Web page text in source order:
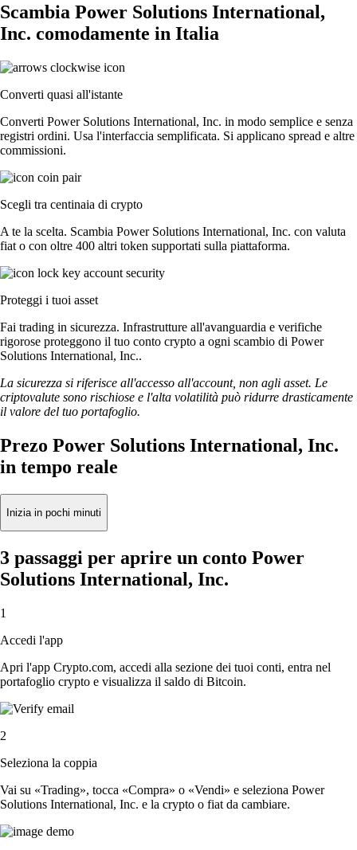
Scambia Power Solutions International,
Inc. comodamente in Italia
Converti quasi all'istante
Converti Power Solutions International, Inc. in modo semplice e senza
registri ordini. Usa l'interfaccia semplificata. Si applicano spread e altre
commissioni.
Scegli tra centinaia di crypto
A te la scelta. Scambia Power Solutions International, Inc. con valuta
fiat o con oltre 400 altri token supportati sulla piattaforma.
Proteggi i tuoi asset
Fai trading in sicurezza. Infrastrutture all'avanguardia e verifiche
rigorose proteggono il tuo conto crypto a ogni scambio di Power
Solutions International, Inc..
La sicurezza si riferisce all'accesso all'account, non agli asset. Le
criptovalute sono rischiose e l'alta volatilità può ridurre drasticamente
il valore del tuo portafoglio.
Prezo Power Solutions International, Inc.
in tempo reale
Inizia in pochi minuti
3 passaggi per aprire un conto Power
Solutions International, Inc.
1
Accedi l'app
Apri l'app Crypto.com, accedi alla sezione dei tuoi conti, entra nel
portafoglio crypto e visualizza il saldo di Bitcoin.
2
Seleziona la coppia
Vai su «Trading», tocca «Compra» o «Vendi» e seleziona Power
Solutions International, Inc. e la crypto o fiat da cambiare.